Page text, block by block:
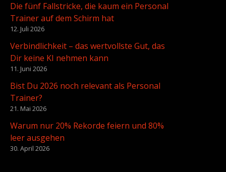
Die fünf Fallstricke, die kaum ein Personal
Trainer auf dem Schirm hat
12. Juli 2026
Verbindlichkeit – das wertvollste Gut, das
Dir keine KI nehmen kann
11. Juni 2026
Bist Du 2026 noch relevant als Personal
Trainer?
21. Mai 2026
Warum nur 20% Rekorde feiern und 80%
leer ausgehen
30. April 2026